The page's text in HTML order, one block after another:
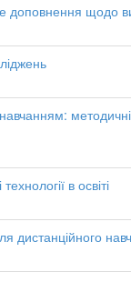
доповнення щодо
в освіті
дистанційного